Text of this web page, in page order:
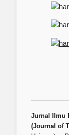
Jurnal Ilmu
(Journal of